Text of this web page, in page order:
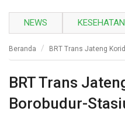
NEWS KESEHATAN
Beranda BRT Trans Jateng
BRT Trans
Borobudur-